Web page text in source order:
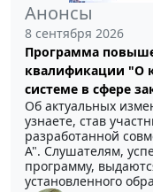
Анонсы
8 сентября 2026
Программа
квалификации "О
системе в сфере
Об актуальных
узнаете, став
разработанной
А". Слушателям,
программу,
установленного